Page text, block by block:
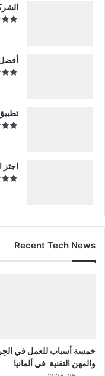
اجتز
Recent Tech News
خمسة أسباب للعمل في
والمهن التقنية في ألمانيا